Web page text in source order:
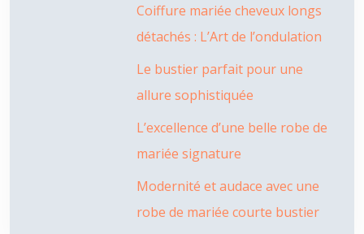
Coiffure mariée cheveux longs
détachés : L’Art de l’ondulation
Le bustier parfait pour une
allure sophistiquée
L’excellence d’une belle robe de
mariée signature
Modernité et audace avec une
robe de mariée courte bustier